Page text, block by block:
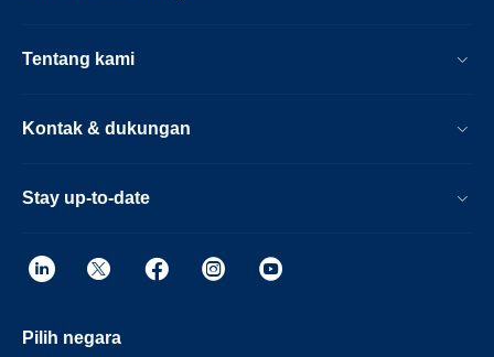
Tentang kami
Kontak & dukungan
Stay up-to-date
Pilih negara